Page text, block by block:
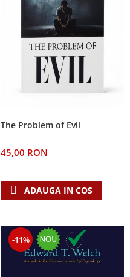
The Problem of Evil
45,00 RON
ADAUGA IN COS
-11%